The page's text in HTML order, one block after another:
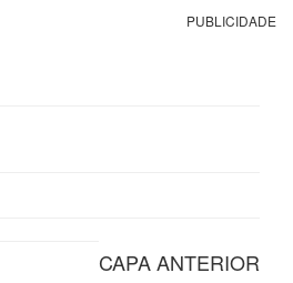
PUBLICIDADE
CAPA ANTERIOR